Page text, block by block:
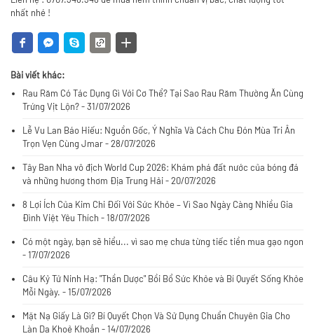
nhất nhé !
Bài viết khác:
Rau Răm Có Tác Dụng Gì Với Cơ Thể? Tại Sao Rau Răm Thường Ăn Cùng
Trứng Vịt Lộn? - 31/07/2026
Lễ Vu Lan Báo Hiếu: Nguồn Gốc, Ý Nghĩa Và Cách Chu Đón Mùa Tri Ân
Trọn Vẹn Cùng Jmar - 28/07/2026
Tây Ban Nha vô địch World Cup 2026: Khám phá đất nước của bóng đá
và những hương thơm Địa Trung Hải - 20/07/2026
8 Lợi Ích Của Kim Chi Đối Với Sức Khỏe – Vì Sao Ngày Càng Nhiều Gia
Đình Việt Yêu Thích - 18/07/2026
Có một ngày, bạn sẽ hiểu... vì sao mẹ chưa từng tiếc tiền mua gạo ngon
- 17/07/2026
Câu Kỷ Tử Ninh Hạ: "Thần Dược" Bồi Bổ Sức Khỏe và Bí Quyết Sống Khỏe
Mỗi Ngày. - 15/07/2026
Mặt Nạ Giấy Là Gì? Bí Quyết Chọn Và Sử Dụng Chuẩn Chuyên Gia Cho
Làn Da Khoẻ Khoắn - 14/07/2026